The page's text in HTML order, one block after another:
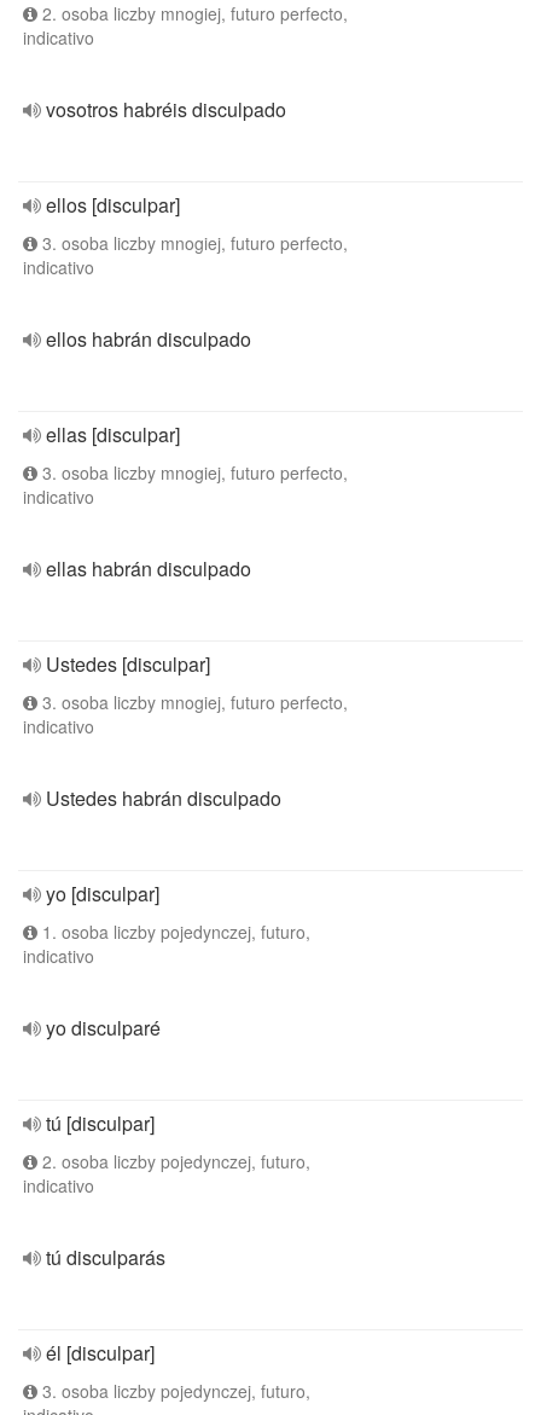
2. osoba liczby mnogiej, futuro perfecto,
indicativo
vosotros habréis disculpado
ellos [disculpar]
3. osoba liczby mnogiej, futuro perfecto,
indicativo
ellos habrán disculpado
ellas [disculpar]
3. osoba liczby mnogiej, futuro perfecto,
indicativo
ellas habrán disculpado
Ustedes [disculpar]
3. osoba liczby mnogiej, futuro perfecto,
indicativo
Ustedes habrán disculpado
yo [disculpar]
1. osoba liczby pojedynczej, futuro,
indicativo
yo disculparé
tú [disculpar]
2. osoba liczby pojedynczej, futuro,
indicativo
tú disculparás
él [disculpar]
3. osoba liczby pojedynczej, futuro,